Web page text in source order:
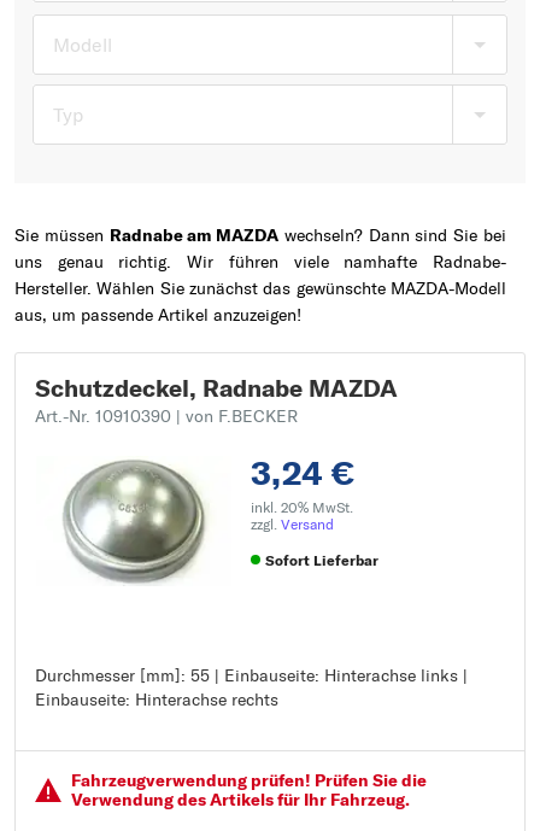
Modell
Typ
Sie müssen Radnabe am MAZDA wechseln? Dann sind Sie bei
uns genau richtig. Wir führen viele namhafte Radnabe-
Hersteller. Wählen Sie zunächst das gewünschte MAZDA-Modell
aus, um passende Artikel anzuzeigen!
Schutzdeckel, Radnabe MAZDA
Art.-Nr. 10910390 | von F.BECKER
3,24 €
inkl. 20% MwSt.
zzgl. Versand
Sofort Lieferbar
Durchmesser [mm]: 55 | Einbauseite: Hinterachse links |
Einbauseite: Hinterachse rechts
Durchmesser [mm]: 55
Einbauseite: Hinterachse links
Fahrzeugver­wendung prüfen! Prüfen Sie die
Verwendung des Artikels für Ihr Fahrzeug.